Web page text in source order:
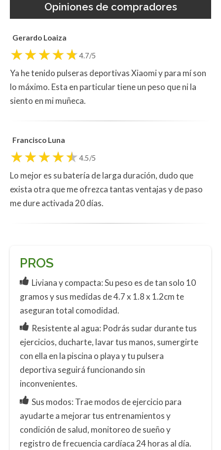
Opiniones de compradores
Gerardo Loaiza
4.7/5
Ya he tenido pulseras deportivas Xiaomi y para mí son
lo máximo. Esta en particular tiene un peso que ni la
siento en mi muñeca.
Francisco Luna
4.5/5
Lo mejor es su batería de larga duración, dudo que
exista otra que me ofrezca tantas ventajas y de paso
me dure activada 20 días.
PROS
Liviana y compacta: Su peso es de tan solo 10
gramos y sus medidas de 4.7 x 1.8 x 1.2cm te
aseguran total comodidad.
Resistente al agua: Podrás sudar durante tus
ejercicios, ducharte, lavar tus manos, sumergirte
con ella en la piscina o playa y tu pulsera
deportiva seguirá funcionando sin
inconvenientes.
Sus modos: Trae modos de ejercicio para
ayudarte a mejorar tus entrenamientos y
condición de salud, monitoreo de sueño y
registro de frecuencia cardíaca 24 horas al día.